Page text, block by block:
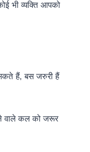
भी व्यक्ति आपको
हैं, बस जरुरी हैं
कल को जरूर